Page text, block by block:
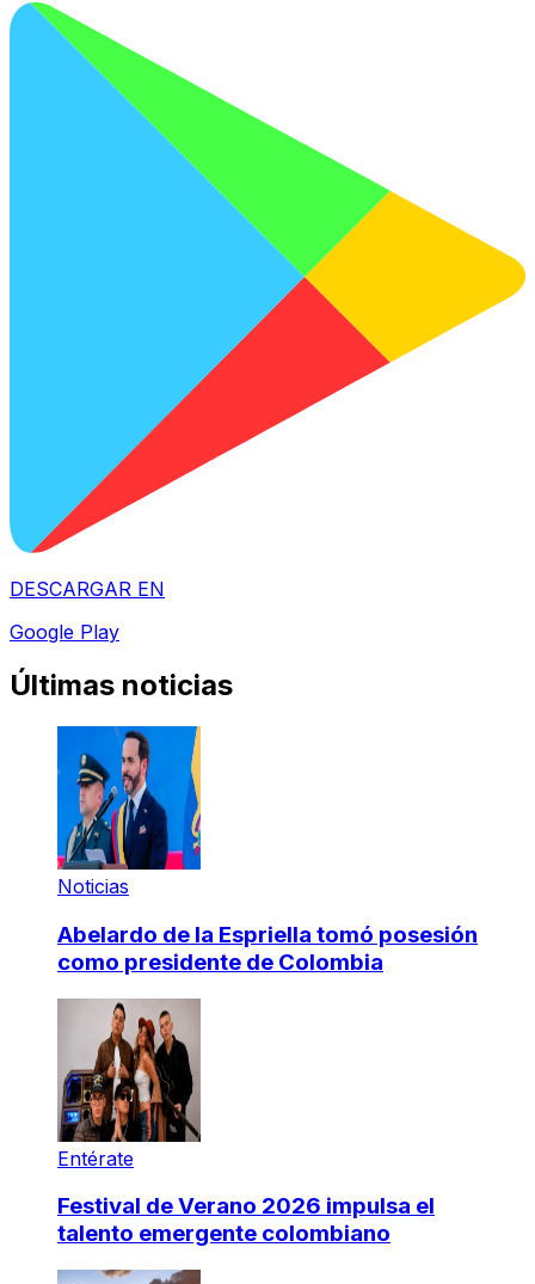
DESCARGAR EN
Google Play
Últimas noticias
Noticias
Abelardo de la Espriella tomó posesión
como presidente de Colombia
Entérate
Festival de Verano 2026 impulsa el
talento emergente colombiano